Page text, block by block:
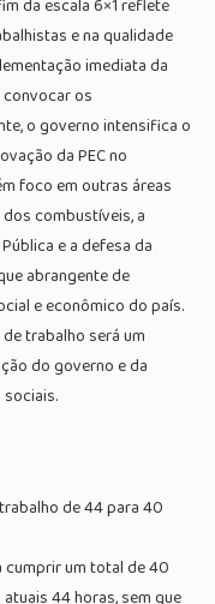
da escala 6×1 reflete
e na qualidade
imediata da
os
o governo intensifica o
da PEC no
foco em outras áreas
combustíveis, a
e a defesa da
abrangente de
e econômico do país.
trabalho será um
do governo e da
de 44 para 40
um total de 40
44 horas, sem que